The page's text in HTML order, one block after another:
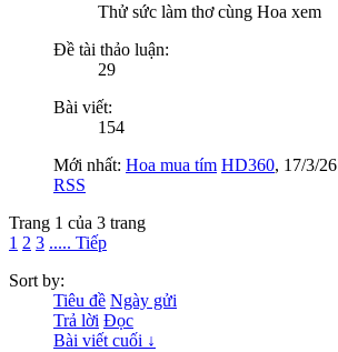
Thử sức làm thơ cùng Hoa xem
Đề tài thảo luận:
29
Bài viết:
154
Mới nhất: Hoa mua tím HD360, 17/3/26
RSS
Trang 1 của 3 trang
1 2 3 ..... Tiếp
Sort by:
Tiêu đề Ngày gửi
Trả lời Đọc
Bài viết cuối ↓